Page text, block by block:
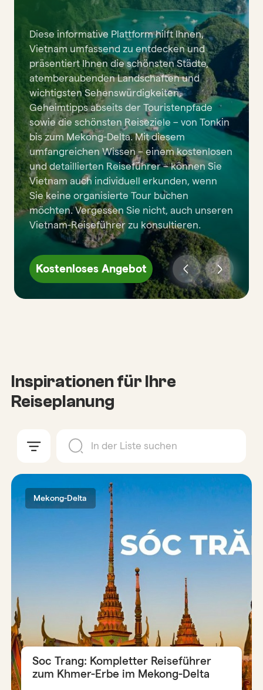
Diese informative Plattform hilft Ihnen,
Vietnam umfassend zu entdecken und
präsentiert Ihnen die schönsten Städte,
atemberaubenden Landschaften und
wichtigsten Sehenswürdigkeiten,
Geheimtipps abseits der Touristenpfade
sowie die schönsten Reiseziele – von Tonkin
bis zum Mekong-Delta. Mit diesem
umfangreichen Wissen – einem kostenlosen
und detaillierten Reiseführer – können Sie
Vietnam auch individuell erkunden, wenn
Sie keine organisierte Tour buchen
möchten. Vergessen Sie nicht, auch unseren
Vietnam-Reiseführer zu konsultieren.
Kostenloses Angebot
Inspirationen für Ihre
Reiseplanung
Mekong-Delta
Soc Trang: Kompletter Reiseführer
zum Khmer-Erbe im Mekong-Delta